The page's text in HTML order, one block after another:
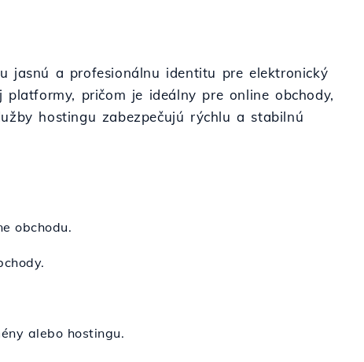
jasnú a profesionálnu identitu pre elektronický
pričom je ideálny pre online obchody,
hostingu zabezpečujú rýchlu a stabilnú
obchodu.
alebo hostingu.